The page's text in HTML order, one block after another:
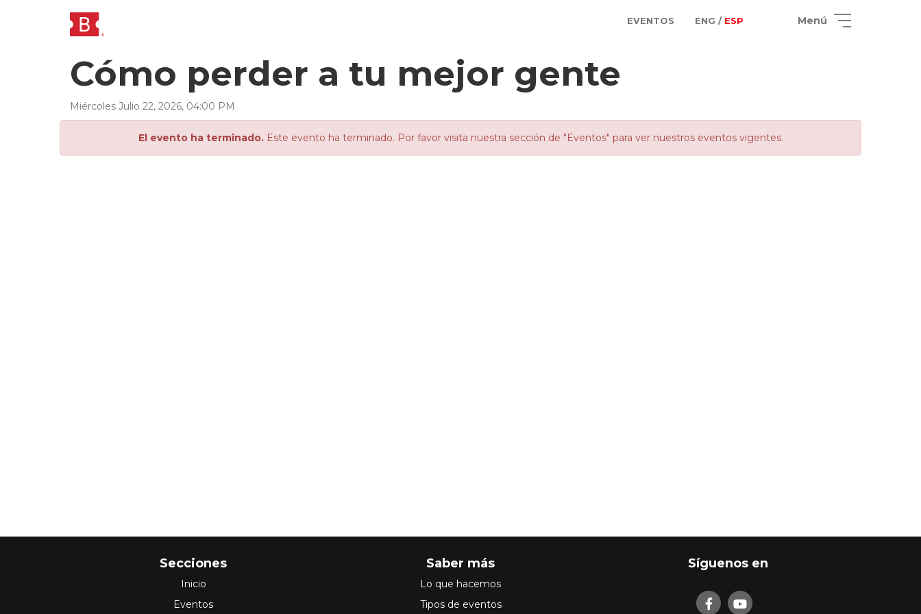
EVENTOS ENG / ESP Menú
Cómo perder a tu mejor gente
Miércoles Julio 22, 2026, 04:00 PM
El evento ha terminado.Este evento ha terminado. Por favor visita nuestra sección de "Eventos" para ver nuestros eventos vigentes.
Secciones
Inicio
Eventos
Saber más
Lo que hacemos
Tipos de eventos
Síguenos en